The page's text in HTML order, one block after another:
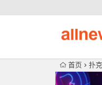
首页 扑